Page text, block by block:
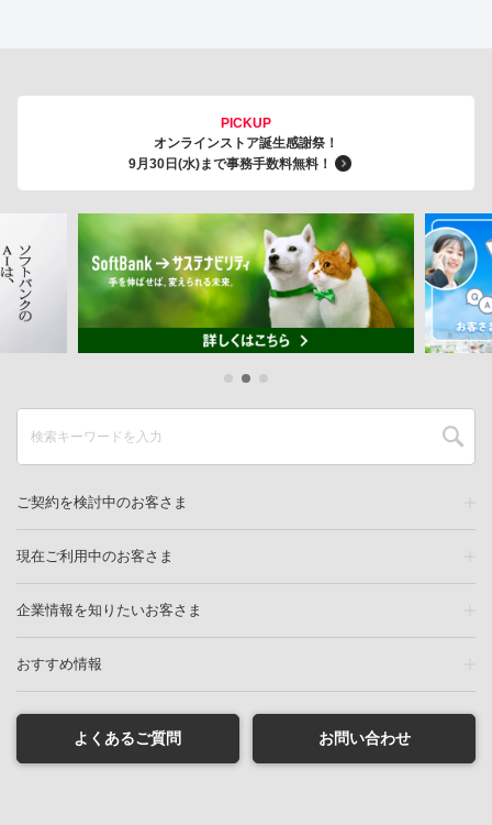
PICKUP
オンラインストア誕生感謝祭！
9月30日(水)まで事務手数料無料！
ご契約を検討中のお客さま
現在ご利用中のお客さま
企業情報を知りたいお客さま
おすすめ情報
よくあるご質問 お問い合わせ